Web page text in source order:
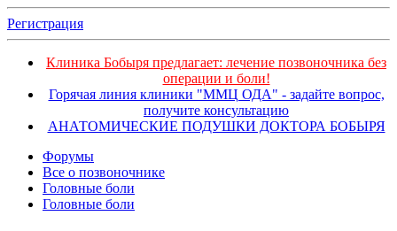
Регистрация
Клиника Бобыря предлагает: лечение позвоночника без
операции и боли!
Горячая линия клиники "ММЦ ОДА" - задайте вопрос,
получите консультацию
АНАТОМИЧЕСКИЕ ПОДУШКИ ДОКТОРА БОБЫРЯ
Форумы
Все о позвоночнике
Головные боли
Головные боли